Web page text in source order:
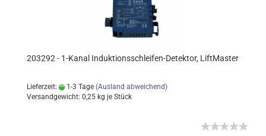
203292 - 1-Kanal Induktionsschleifen-Detektor, LiftMaster
Lieferzeit: 1-3 Tage (Ausland abweichend)
Versandgewicht: 0,25 kg je Stück